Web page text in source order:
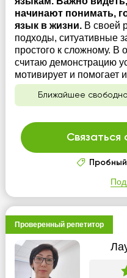
начинают понимать,
язык в жизни. В своей
подходы, ситуативные
простого к сложному.
считаю демонстрацию
мотивирует и помогает
Ближайшее
Проверенный репетитор